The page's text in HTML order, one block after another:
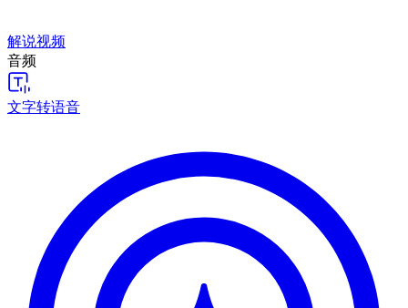
解说视频
音频
文字转语音